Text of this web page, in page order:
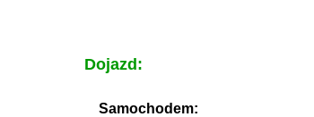
Dojazd:
Samochodem: